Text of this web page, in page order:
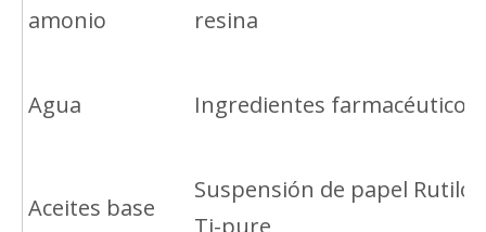
amonio
resina
Agua Ingredientes farmacéuticos
Aceites base
Suspensión de papel Rutilo